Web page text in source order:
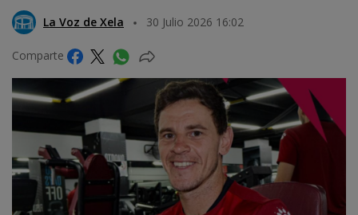
La Voz de Xela 30 Julio 2026 16:02
Comparte